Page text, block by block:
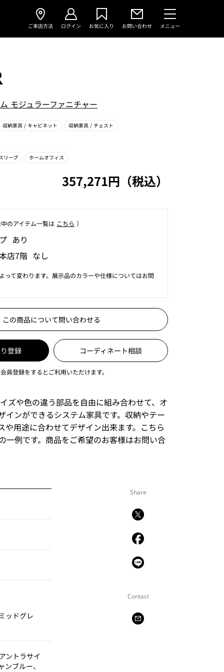
ご来店方法 ログイン お気に入り お問い合わせ メニュー
モジュラーファニチャー
収納家具/ キャビネット 収納家具/ チェスト
リープ ホームオフィス
357,271円（税込）
のアイテム⼀覧は こちら ）
あり
店7階 なし
って変わります。展示品のカラーや仕様についてはお問
この商品について問い合わせる
登録 コーディネート相談
員登録をするとご利用いただけます。
ズや色の違う部品を自由に組み合わせて、オ
インができるシステム家具です。収納やテー
や用途に合わせてデザイン出来ます。こちら
一例です。商品をご希望のお客様はお問い合
Share
Contact
ッドグレ
ントラサイ
ブルー、